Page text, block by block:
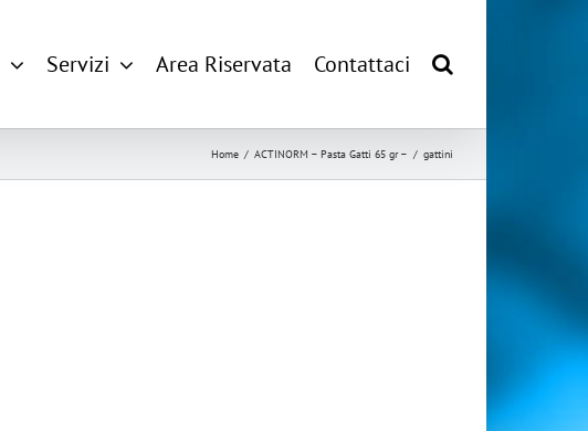
Servizi Area Riservata Contattaci
Home / ACTINORM – Pasta Gatti 65 gr – / gattini